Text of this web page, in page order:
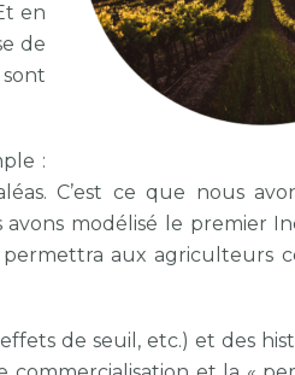
en
de
:
C’est ce que nous
avons modélisé le premier
permettra aux agriculteurs
de seuil, etc.) et des